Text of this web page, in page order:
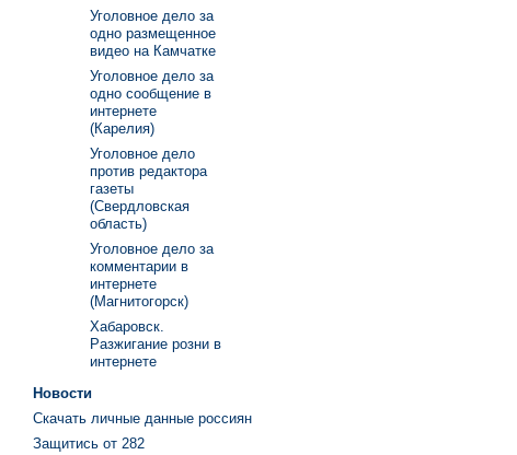
Уголовное дело за
одно размещенное
видео на Камчатке
Уголовное дело за
одно сообщение в
интернете
(Карелия)
Уголовное дело
против редактора
газеты
(Свердловская
область)
Уголовное дело за
комментарии в
интернете
(Магнитогорск)
Хабаровск.
Разжигание розни в
интернете
Новости
Скачать личные данные россиян
Защитись от 282